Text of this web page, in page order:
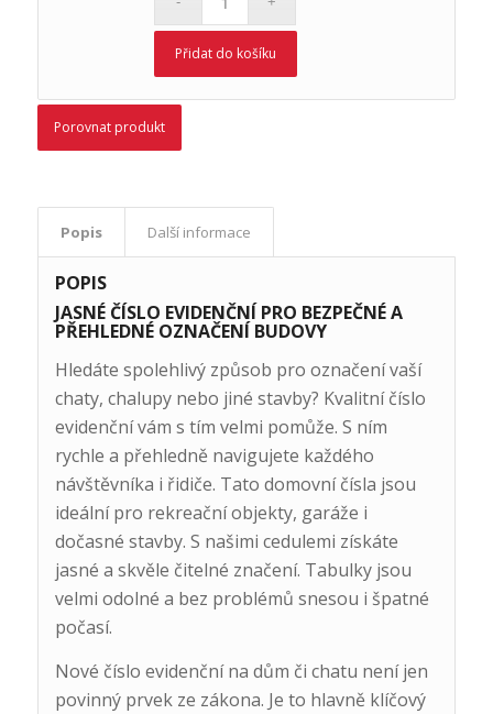
Přidat do košíku
Porovnat produkt
Popis Další informace
POPIS
JASNÉ ČÍSLO EVIDENČNÍ PRO BEZPEČNÉ A
PŘEHLEDNÉ OZNAČENÍ BUDOVY
Hledáte spolehlivý způsob pro označení vaší
chaty, chalupy nebo jiné stavby? Kvalitní číslo
evidenční vám s tím velmi pomůže. S ním
rychle a přehledně navigujete každého
návštěvníka i řidiče. Tato domovní čísla jsou
ideální pro rekreační objekty, garáže i
dočasné stavby. S našimi cedulemi získáte
jasné a skvěle čitelné značení. Tabulky jsou
velmi odolné a bez problémů snesou i špatné
počasí.
Nové číslo evidenční na dům či chatu není jen
povinný prvek ze zákona. Je to hlavně klíčový